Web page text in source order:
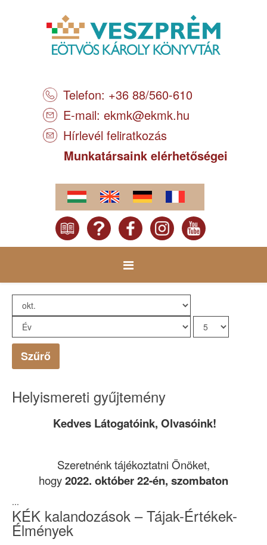
Telefon: +36 88/560-610
E-mail: ekmk@ekmk.hu
Hírlevél feliratkozás
Munkatársaink elérhetőségei
Szűrő
Helyismereti gyűjtemény
Kedves Látogatóink, Olvasóink!
Szeretnénk tájékoztatni Önöket,
hogy2022. október 22-én, szombaton
...
KÉK kalandozások – Tájak-Értékek-
Élmények